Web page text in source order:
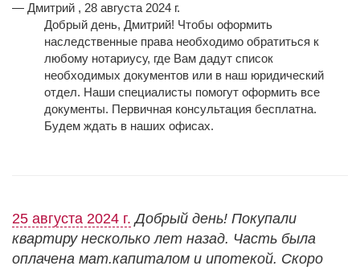
— Дмитрий , 28 августа 2024 г.
Добрый день, Дмитрий! Чтобы оформить
наследственные права необходимо обратиться к
любому нотариусу, где Вам дадут список
необходимых документов или в наш юридический
отдел. Наши специалисты помогут оформить все
документы. Первичная консультация бесплатна.
Будем ждать в наших офисах.
25 августа 2024 г. Добрый день! Покупали
квартиру несколько лет назад. Часть была
оплачена мат.капиталом и ипотекой. Скоро